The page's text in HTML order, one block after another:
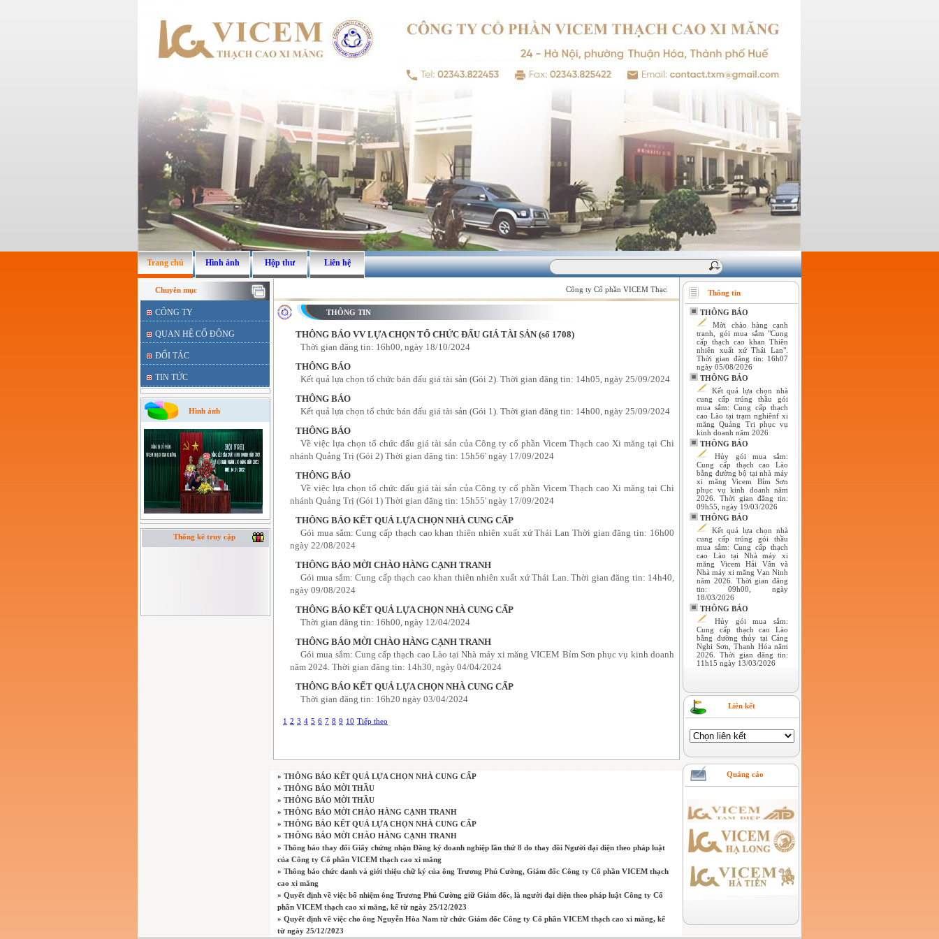
Trang chủ Hình ảnh Hộp thư Liên hệ
Chuyên mục
CÔNG TY
QUAN HỆ CỔ ĐÔNG
ĐỐI TÁC
TIN TỨC
Hình ảnh
Thống kê truy cập
Công ty Cổ phần VICEM Thạch cao Xi măng - Giữ vững niềm tin của khách hàng !
THÔNG TIN
THÔNG BÁO VV LỰA CHỌN TỔ CHỨC ĐẤU GIÁ TÀI SẢN (số 1708)
Thời gian đăng tin: 16h00, ngày 18/10/2024
THÔNG BÁO
Kết quả lựa chọn tổ chức bán đấu giá tài sản (Gói 2). Thời gian đăng tin: 14h05, ngày 25/09/2024
THÔNG BÁO
Kết quả lựa chọn tổ chức bán đấu giá tài sản (Gói 1). Thời gian đăng tin: 14h00, ngày 25/09/2024
THÔNG BÁO
Về việc lựa chọn tổ chức đấu giá tài sản của Công ty cổ phần Vicem Thạch cao Xi măng tại Chi
nhánh Quảng Trị (Gói 2) Thời gian đăng tin: 15h56' ngày 17/09/2024
THÔNG BÁO
Về việc lựa chọn tổ chức đấu giá tài sản của Công ty cổ phần Vicem Thạch cao Xi măng tại Chi
nhánh Quảng Trị (Gói 1) Thời gian đăng tin: 15h55' ngày 17/09/2024
THÔNG BÁO KẾT QUẢ LỰA CHỌN NHÀ CUNG CẤP
Gói mua sắm: Cung cấp thạch cao khan thiên nhiên xuất xứ Thái Lan Thời gian đăng tin: 16h00
ngày 22/08/2024
THÔNG BÁO MỜI CHÀO HÀNG CẠNH TRANH
Gói mua sắm: Cung cấp thạch cao khan thiên nhiên xuất xứ Thái Lan. Thời gian đăng tin: 14h40,
ngày 09/08/2024
THÔNG BÁO KẾT QUẢ LỰA CHỌN NHÀ CUNG CẤP
Thời gian đăng tin: 16h00, ngày 12/04/2024
THÔNG BÁO MỜI CHÀO HÀNG CẠNH TRANH
Gói mua sắm: Cung cấp thạch cao Lào tại Nhà máy xi măng VICEM Bỉm Sơn phục vụ kinh doanh
năm 2024. Thời gian đăng tin: 14h30, ngày 04/04/2024
THÔNG BÁO KẾT QUẢ LỰA CHỌN NHÀ CUNG CẤP
Thời gian đăng tin: 16h20 ngày 03/04/2024
1 2 3 4 5 6 7 8 9 10 Tiếp theo
» THÔNG BÁO KẾT QUẢ LỰA CHỌN NHÀ CUNG CẤP
» THÔNG BÁO MỜI THẦU
» THÔNG BÁO MỜI THẦU
» THÔNG BÁO MỜI CHÀO HÀNG CẠNH TRANH
» THÔNG BÁO KẾT QUẢ LỰA CHỌN NHÀ CUNG CẤP
» THÔNG BÁO MỜI CHÀO HÀNG CẠNH TRANH
» Thông báo thay đổi Giấy chứng nhận Đăng ký doanh nghiệp lần thứ 8 do thay đồi Người đại diện theo pháp luật
của Công ty Cổ phần VICEM thạch cao xi măng
» Thông báo chức danh và giới thiệu chữ ký của ông Trương Phú Cường, Giám đốc Công ty Cổ phần VICEM thạch
cao xi măng
» Quyết định về việc bổ nhiệm ông Trương Phú Cường giữ Giám đốc, là người đại diện theo pháp luật Công ty Cổ
phần VICEM thạch cao xi măng, kể từ ngày 25/12/2023
» Quyết định về việc cho ông Nguyễn Hòa Nam từ chức Giám đốc Công ty Cổ phần VICEM thạch cao xi măng, kể
từ ngày 25/12/2023
Thông tin
THÔNG BÁO
Mời chào hàng cạnh
tranh, gói mua sắm "Cung
cấp thạch cao khan Thiên
nhiên xuất xứ Thái Lan".
Thời gian đăng tin: 16h07
ngày 05/08/2026
THÔNG BÁO
Kết quả lựa chọn nhà
cung cấp trúng thầu gói
mua sắm: Cung cấp thạch
cao Lào tại trạm nghiênf xi
măng Quảng Trị phục vụ
kinh doanh năm 2026
THÔNG BÁO
Hủy gói mua sắm:
Cung cấp thạch cao Lào
bằng đường bộ tại nhà máy
xi măng Vicem Bỉm Sơn
phục vụ kinh doanh năm
2026. Thời gian đăng tin:
09h55, ngày 19/03/2026
THÔNG BÁO
Kết quả lựa chọn nhà
cung cấp trúng gói thầu
mua sắm: Cung cấp thạch
cao Lào tại Nhà máy xi
măng Vicem Hải Vân và
Nhà máy xi măng Vạn Ninh
năm 2026. Thời gian đăng
tin: 09h00, ngày
18/03/2026
THÔNG BÁO
Hủy gói mua sắm:
Cung cấp thạch cao Lào
bằng đường thủy tại Cảng
Nghi Sơn, Thanh Hóa năm
2026. Thời gian đăng tin:
11h15 ngày 13/03/2026
Liên kết
Quảng cáo